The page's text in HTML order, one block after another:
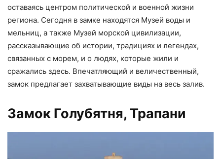
оставаясь центром политической и военной жизни
региона. Сегодня в замке находятся Музей воды и
мельниц, а также Музей морской цивилизации,
рассказывающие об истории, традициях и легендах,
связанных с морем, и о людях, которые жили и
сражались здесь. Впечатляющий и величественный,
замок предлагает захватывающие виды на весь залив.
Замок Голубятня, Трапани